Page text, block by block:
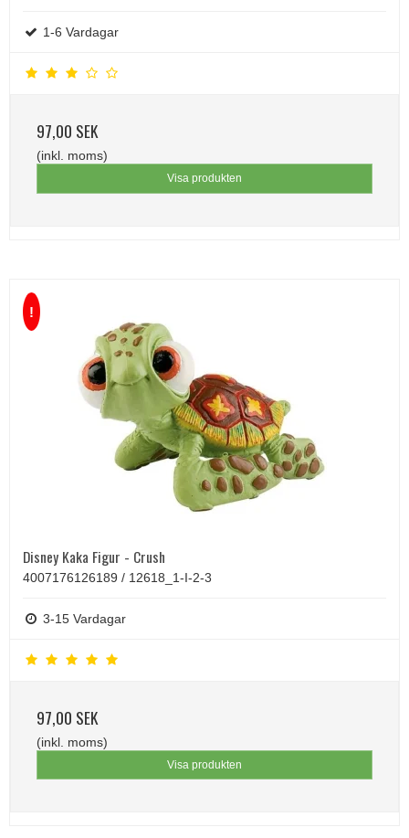
1-6 Vardagar
97,00 SEK
(inkl. moms)
Visa produkten
!
Disney Kaka Figur - Crush
4007176126189 / 12618_1-I-2-3
3-15 Vardagar
97,00 SEK
(inkl. moms)
Visa produkten